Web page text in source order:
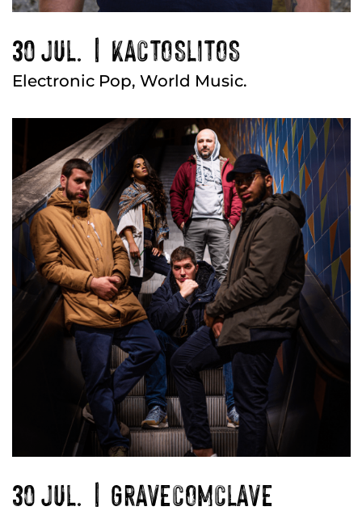
30 JUL. | KACTOSLITOS
Electronic Pop, World Music.
30 JUL. | GRAVECOMCLAVE